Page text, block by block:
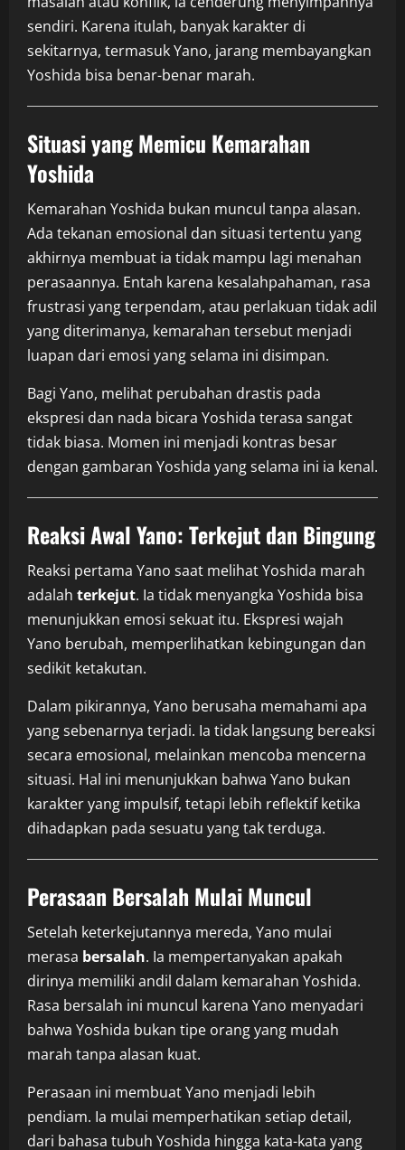
sendiri. Karena itulah, banyak karakter di
sekitarnya, termasuk Yano, jarang membayangkan
Yoshida bisa benar-benar marah.
Situasi yang Memicu Kemarahan
Yoshida
Kemarahan Yoshida bukan muncul tanpa alasan.
Ada tekanan emosional dan situasi tertentu yang
akhirnya membuat ia tidak mampu lagi menahan
perasaannya. Entah karena kesalahpahaman, rasa
frustrasi yang terpendam, atau perlakuan tidak adil
yang diterimanya, kemarahan tersebut menjadi
luapan dari emosi yang selama ini disimpan.
Bagi Yano, melihat perubahan drastis pada
ekspresi dan nada bicara Yoshida terasa sangat
tidak biasa. Momen ini menjadi kontras besar
dengan gambaran Yoshida yang selama ini ia kenal.
Reaksi Awal Yano: Terkejut dan Bingung
Reaksi pertama Yano saat melihat Yoshida marah
adalah terkejut. Ia tidak menyangka Yoshida bisa
menunjukkan emosi sekuat itu. Ekspresi wajah
Yano berubah, memperlihatkan kebingungan dan
sedikit ketakutan.
Dalam pikirannya, Yano berusaha memahami apa
yang sebenarnya terjadi. Ia tidak langsung bereaksi
secara emosional, melainkan mencoba mencerna
situasi. Hal ini menunjukkan bahwa Yano bukan
karakter yang impulsif, tetapi lebih reflektif ketika
dihadapkan pada sesuatu yang tak terduga.
Perasaan Bersalah Mulai Muncul
Setelah keterkejutannya mereda, Yano mulai
merasa bersalah. Ia mempertanyakan apakah
dirinya memiliki andil dalam kemarahan Yoshida.
Rasa bersalah ini muncul karena Yano menyadari
bahwa Yoshida bukan tipe orang yang mudah
marah tanpa alasan kuat.
Perasaan ini membuat Yano menjadi lebih
pendiam. Ia mulai memperhatikan setiap detail,
dari bahasa tubuh Yoshida hingga kata-kata yang